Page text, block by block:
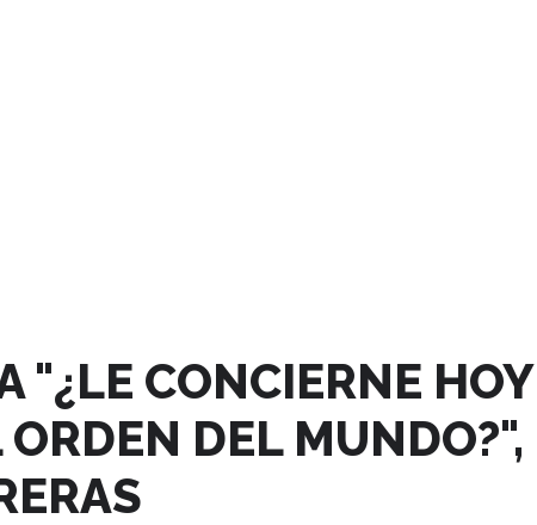
"¿LE CONCIERNE
DEL MUNDO?",